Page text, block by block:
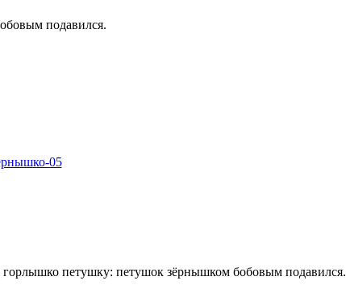
подавился.
петушку: петушок зёрнышком бобовым подавился.